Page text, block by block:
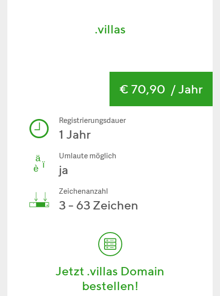
.villas
€ 70,90 / Jahr
Registrierungsdauer
1 Jahr
Umlaute möglich
ja
Zeichenanzahl
3 - 63 Zeichen
Jetzt .villas Domain
bestellen!